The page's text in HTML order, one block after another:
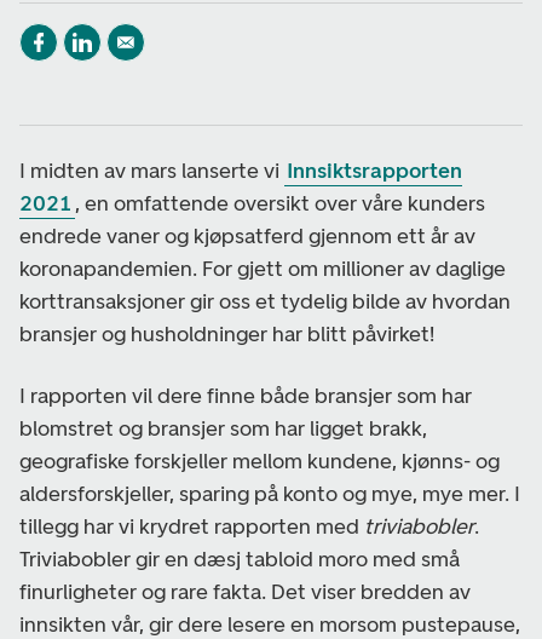
I midten av mars lanserte vi Innsiktsrapporten
2021 , en omfattende oversikt over våre kunders
endrede vaner og kjøpsatferd gjennom ett år av
koronapandemien. For gjett om millioner av daglige
korttransaksjoner gir oss et tydelig bilde av hvordan
bransjer og husholdninger har blitt påvirket!
I rapporten vil dere finne både bransjer som har
blomstret og bransjer som har ligget brakk,
geografiske forskjeller mellom kundene, kjønns- og
aldersforskjeller, sparing på konto og mye, mye mer. I
tillegg har vi krydret rapporten med triviabobler.
Triviabobler gir en dæsj tabloid moro med små
finurligheter og rare fakta. Det viser bredden av
innsikten vår, gir dere lesere en morsom pustepause,